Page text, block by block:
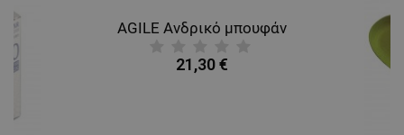
AGILE Ανδρικό μπουφάν
21,30 €